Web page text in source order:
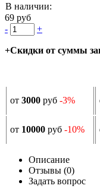
В наличии:
69 руб
-
+
+Скидки от суммы
от 3000 руб -3%
от 10000 руб -10%
Описание
Отзывы (0)
Задать вопрос